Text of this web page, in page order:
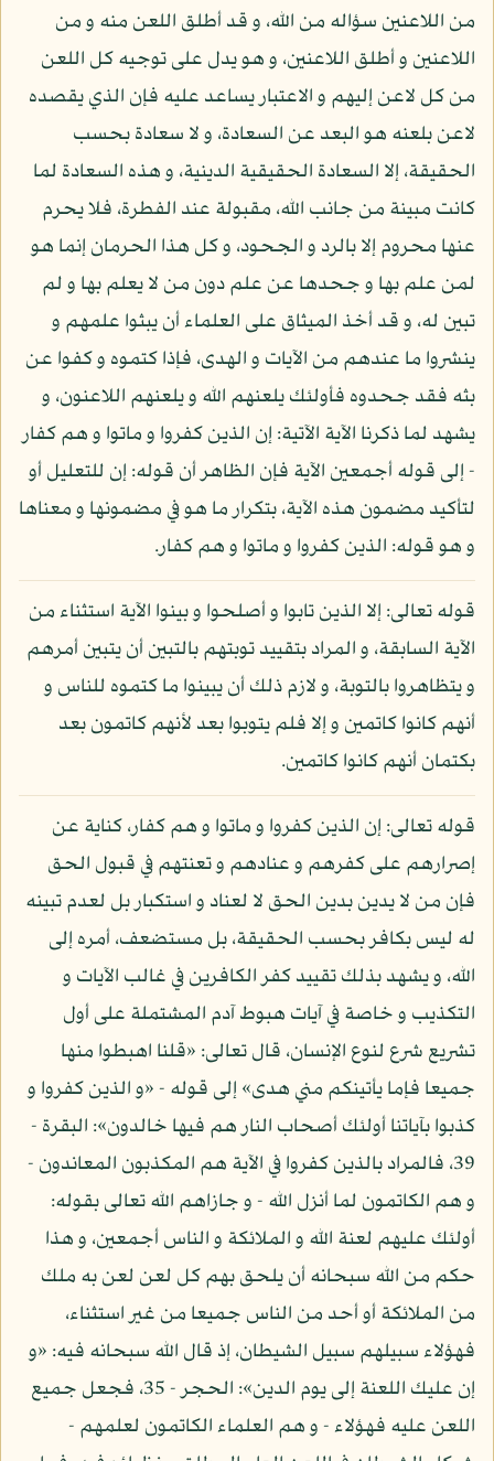
من اللاعنين سؤاله من الله، و قد أطلق اللعن منه و من
اللاعنين و أطلق اللاعنين، و هو يدل على توجيه كل اللعن
من كل لاعن إليهم و الاعتبار يساعد عليه فإن الذي يقصده
لاعن بلعنه هو البعد عن السعادة، و لا سعادة بحسب
الحقيقة، إلا السعادة الحقيقية الدينية، و هذه السعادة لما
كانت مبينة من جانب الله، مقبولة عند الفطرة، فلا يحرم
عنها محروم إلا بالرد و الجحود، و كل هذا الحرمان إنما هو
لمن علم بها و جحدها عن علم دون من لا يعلم بها و لم
تبين له، و قد أخذ الميثاق على العلماء أن يبثوا علمهم و
ينشروا ما عندهم من الآيات و الهدى، فإذا كتموه و كفوا عن
بثه فقد جحدوه فأولئك يلعنهم الله و يلعنهم اللاعنون، و
يشهد لما ذكرنا الآية الآتية: إن الذين كفروا و ماتوا و هم كفار
- إلى قوله أجمعين الآية فإن الظاهر أن قوله: إن للتعليل أو
لتأكيد مضمون هذه الآية، بتكرار ما هو في مضمونها و معناها
و هو قوله: الذين كفروا و ماتوا و هم كفار.
قوله تعالى: إلا الذين تابوا و أصلحوا و بينوا الآية استثناء من
الآية السابقة، و المراد بتقييد توبتهم بالتبين أن يتبين أمرهم
و يتظاهروا بالتوبة، و لازم ذلك أن يبينوا ما كتموه للناس و
أنهم كانوا كاتمين و إلا فلم يتوبوا بعد لأنهم كاتمون بعد
بكتمان أنهم كانوا كاتمين.
قوله تعالى: إن الذين كفروا و ماتوا و هم كفار، كناية عن
إصرارهم على كفرهم و عنادهم و تعنتهم في قبول الحق
فإن من لا يدين بدين الحق لا لعناد و استكبار بل لعدم تبينه
له ليس بكافر بحسب الحقيقة، بل مستضعف، أمره إلى
الله، و يشهد بذلك تقييد كفر الكافرين في غالب الآيات و
التكذيب و خاصة في آيات هبوط آدم المشتملة على أول
تشريع شرع لنوع الإنسان، قال تعالى: «قلنا اهبطوا منها
جميعا فإما يأتينكم مني هدى» إلى قوله - «و الذين كفروا و
كذبوا بآياتنا أولئك أصحاب النار هم فيها خالدون»: البقرة -
39، فالمراد بالذين كفروا في الآية هم المكذبون المعاندون -
و هم الكاتمون لما أنزل الله - و جازاهم الله تعالى بقوله:
أولئك عليهم لعنة الله و الملائكة و الناس أجمعين، و هذا
حكم من الله سبحانه أن يلحق بهم كل لعن لعن به ملك
من الملائكة أو أحد من الناس جميعا من غير استثناء،
فهؤلاء سبيلهم سبيل الشيطان، إذ قال الله سبحانه فيه: «و
إن عليك اللعنة إلى يوم الدين»: الحجر - 35، فجعل جميع
اللعن عليه فهؤلاء - و هم العلماء الكاتمون لعلمهم -